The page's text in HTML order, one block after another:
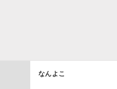
なんよこ